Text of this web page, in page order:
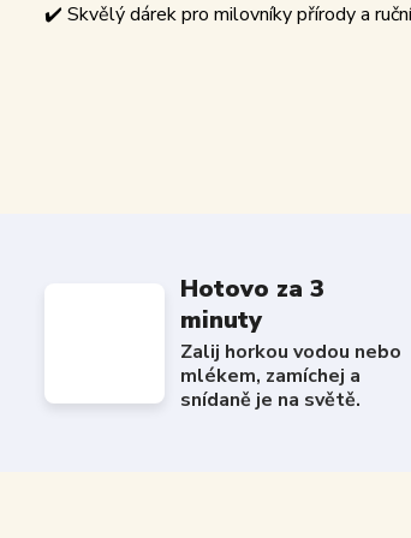
✔️ Skvělý dárek pro milovníky přírody a
Hotovo za 3
minuty
Zalij horkou vodou nebo
mlékem, zamíchej a
snídaně je na světě.